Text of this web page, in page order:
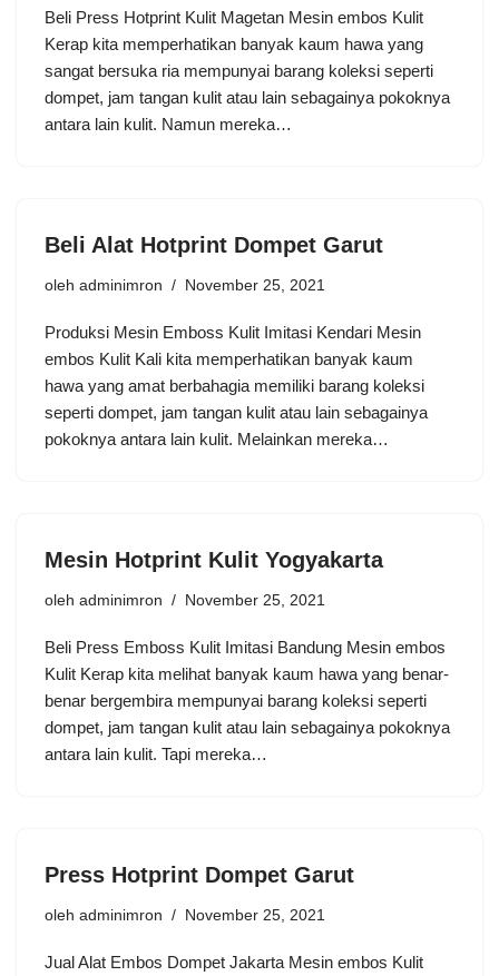
Beli Press Hotprint Kulit Magetan Mesin embos Kulit
Kerap kita memperhatikan banyak kaum hawa yang
sangat bersuka ria mempunyai barang koleksi seperti
dompet, jam tangan kulit atau lain sebagainya pokoknya
antara lain kulit. Namun mereka…
Beli Alat Hotprint Dompet Garut
oleh adminimron November 25, 2021
Produksi Mesin Emboss Kulit Imitasi Kendari Mesin
embos Kulit Kali kita memperhatikan banyak kaum
hawa yang amat berbahagia memiliki barang koleksi
seperti dompet, jam tangan kulit atau lain sebagainya
pokoknya antara lain kulit. Melainkan mereka…
Mesin Hotprint Kulit Yogyakarta
oleh adminimron November 25, 2021
Beli Press Emboss Kulit Imitasi Bandung Mesin embos
Kulit Kerap kita melihat banyak kaum hawa yang benar-
benar bergembira mempunyai barang koleksi seperti
dompet, jam tangan kulit atau lain sebagainya pokoknya
antara lain kulit. Tapi mereka…
Press Hotprint Dompet Garut
oleh adminimron November 25, 2021
Jual Alat Embos Dompet Jakarta Mesin embos Kulit